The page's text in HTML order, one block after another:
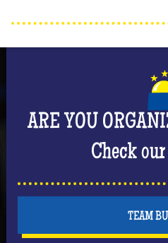
ARE YOU
Check
TEAM